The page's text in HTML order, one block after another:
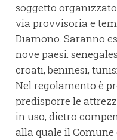
soggetto
via provvisoria e
Diamono. Saranno
nove paesi:
croati, beninesi,
Nel regolamento è
predisporre le
in uso, dietro
alla quale il